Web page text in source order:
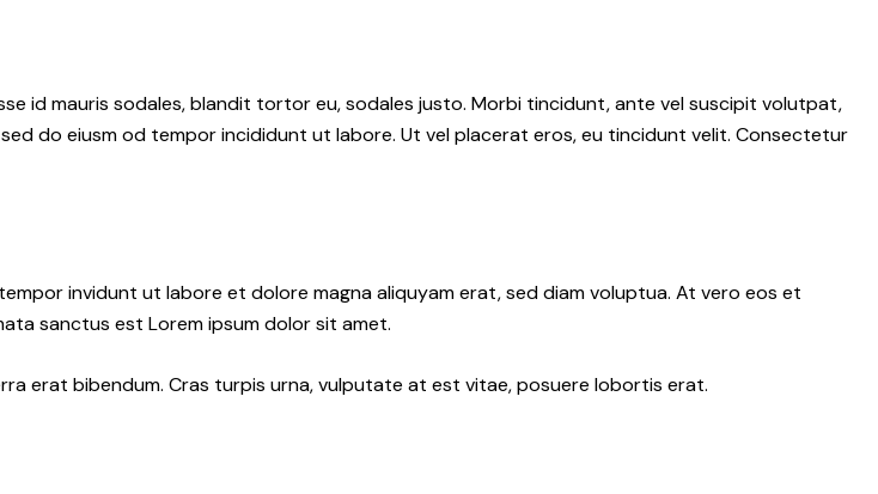
id mauris sodales, blandit tortor eu, sodales justo. Morbi tincidunt, ante vel suscipit volutpat,
do eiusm od tempor incididunt ut labore. Ut vel placerat eros, eu tincidunt velit. Consectetur
invidunt ut labore et dolore magna aliquyam erat, sed diam voluptua. At vero eos et
sanctus est Lorem ipsum dolor sit amet.
erat bibendum. Cras turpis urna, vulputate at est vitae, posuere lobortis erat.